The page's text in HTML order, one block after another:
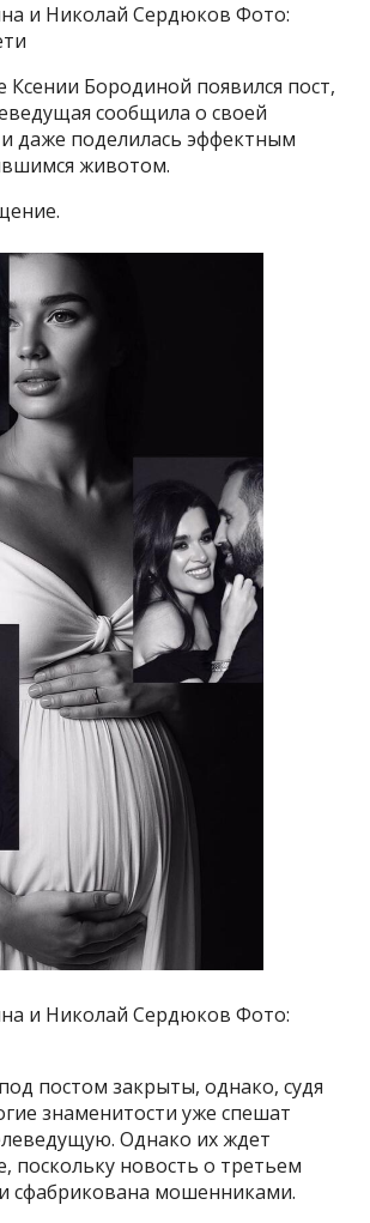
и Николай Сердюков Фото:
Ксении Бородиной появился пост,
сообщила о своей
даже поделилась эффектным
животом.
и Николай Сердюков Фото:
постом закрыты, однако, судя
знаменитости уже спешат
Однако их ждет
поскольку новость о третьем
сфабрикована мошенниками.